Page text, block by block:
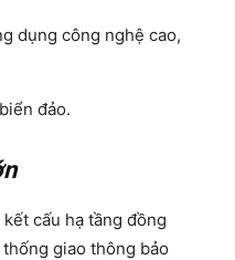
dụng công nghệ cao,
đảo.
cấu hạ tầng đồng
giao thông bảo